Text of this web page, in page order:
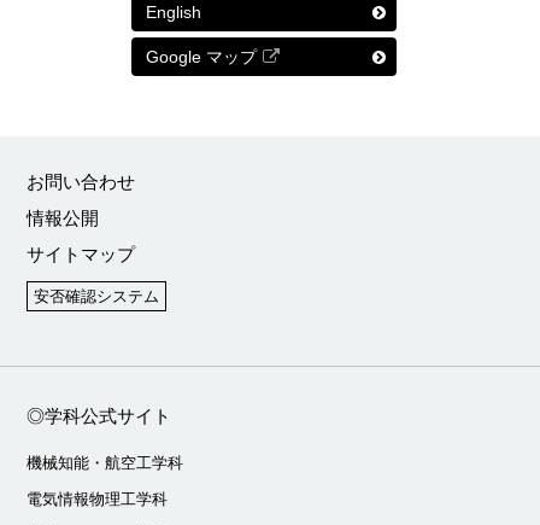
English
Google マップ
お問い合わせ
情報公開
サイトマップ
安否確認システム
◎学科公式サイト
機械知能・航空工学科
電気情報物理工学科